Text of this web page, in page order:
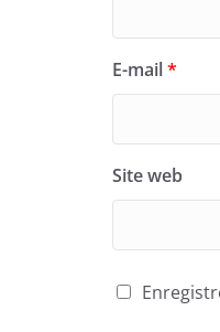
E-mail*
Site web